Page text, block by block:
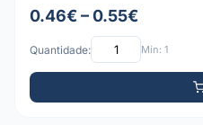
0.46€ – 0.55€
Quantidade: Mín: 1